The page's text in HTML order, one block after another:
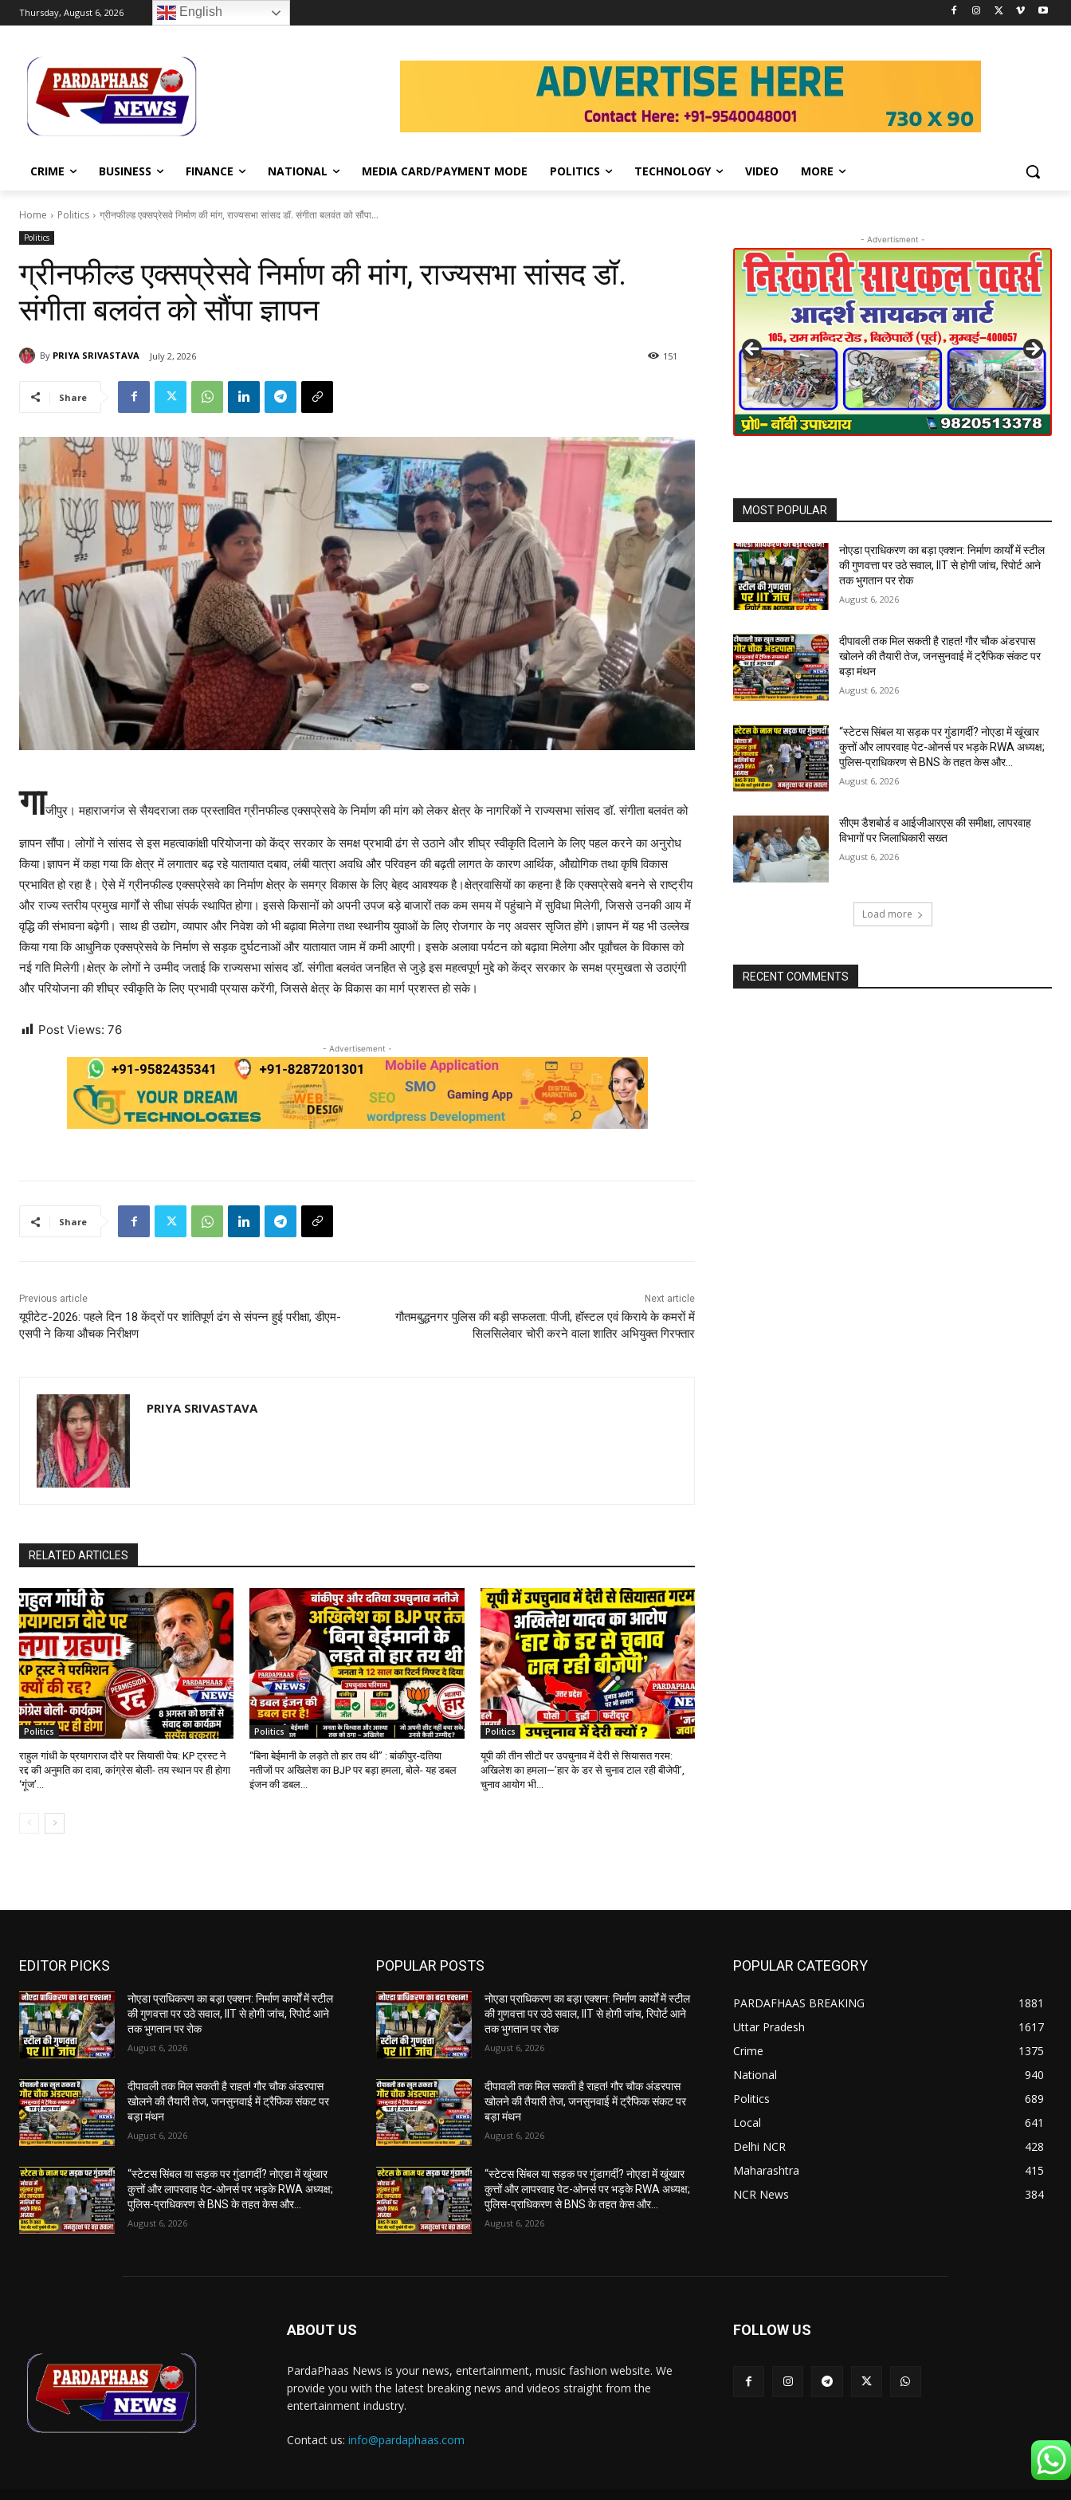
Thursday, August 6, 2026 English
CRIME BUSINESS FINANCE NATIONAL MEDIA CARD/PAYMENT MODE POLITICS TECHNOLOGY VIDEO MORE
Home Politics ग्रीनफील्ड एक्सप्रेसवे निर्माण की मांग, राज्यसभा सांसद डॉ. संगीता बलवंत को सौंपा...
Politics
ग्रीनफील्ड एक्सप्रेसवे निर्माण की मांग, राज्यसभा सांसद डॉ.
संगीता बलवंत को सौंपा ज्ञापन
By PRIYA SRIVASTAVA July 2, 2026 151
Share
गाजीपुर। महाराजगंज से सैयदराजा तक प्रस्तावित ग्रीनफील्ड एक्सप्रेसवे के निर्माण की मांग को लेकर क्षेत्र के नागरिकों ने राज्यसभा सांसद डॉ. संगीता बलवंत को
ज्ञापन सौंपा। लोगों ने सांसद से इस महत्वाकांक्षी परियोजना को केंद्र सरकार के समक्ष प्रभावी ढंग से उठाने और शीघ्र स्वीकृति दिलाने के लिए पहल करने का अनुरोध
किया।ज्ञापन में कहा गया कि क्षेत्र में लगातार बढ़ रहे यातायात दबाव, लंबी यात्रा अवधि और परिवहन की बढ़ती लागत के कारण आर्थिक, औद्योगिक तथा कृषि विकास
प्रभावित हो रहा है। ऐसे में ग्रीनफील्ड एक्सप्रेसवे का निर्माण क्षेत्र के समग्र विकास के लिए बेहद आवश्यक है।क्षेत्रवासियों का कहना है कि एक्सप्रेसवे बनने से राष्ट्रीय
और राज्य स्तरीय प्रमुख मार्गों से सीधा संपर्क स्थापित होगा। इससे किसानों को अपनी उपज बड़े बाजारों तक कम समय में पहुंचाने में सुविधा मिलेगी, जिससे उनकी आय में
वृद्धि की संभावना बढ़ेगी। साथ ही उद्योग, व्यापार और निवेश को भी बढ़ावा मिलेगा तथा स्थानीय युवाओं के लिए रोजगार के नए अवसर सृजित होंगे।ज्ञापन में यह भी उल्लेख
किया गया कि आधुनिक एक्सप्रेसवे के निर्माण से सड़क दुर्घटनाओं और यातायात जाम में कमी आएगी। इसके अलावा पर्यटन को बढ़ावा मिलेगा और पूर्वांचल के विकास को
नई गति मिलेगी।क्षेत्र के लोगों ने उम्मीद जताई कि राज्यसभा सांसद डॉ. संगीता बलवंत जनहित से जुड़े इस महत्वपूर्ण मुद्दे को केंद्र सरकार के समक्ष प्रमुखता से उठाएंगी
और परियोजना की शीघ्र स्वीकृति के लिए प्रभावी प्रयास करेंगी, जिससे क्षेत्र के विकास का मार्ग प्रशस्त हो सके।
Post Views: 76
- Advertisement -
Share
Previous article
यूपीटेट-2026: पहले दिन 18 केंद्रों पर शांतिपूर्ण ढंग से संपन्न हुई परीक्षा, डीएम-
एसपी ने किया औचक निरीक्षण
Next article
गौतमबुद्धनगर पुलिस की बड़ी सफलता: पीजी, हॉस्टल एवं किराये के कमरों में
सिलसिलेवार चोरी करने वाला शातिर अभियुक्त गिरफ्तार
PRIYA SRIVASTAVA
RELATED ARTICLES
Politics
राहुल गांधी के प्रयागराज दौरे पर सियासी पेच: KP ट्रस्ट ने
रद्द की अनुमति का दावा, कांग्रेस बोली- तय स्थान पर ही होगा
‘गूंज’...
Politics
“बिना बेईमानी के लड़ते तो हार तय थी” : बांकीपुर-दतिया
नतीजों पर अखिलेश का BJP पर बड़ा हमला, बोले- यह डबल
इंजन की डबल...
Politics
यूपी की तीन सीटों पर उपचुनाव में देरी से सियासत गरम:
अखिलेश का हमला—’हार के डर से चुनाव टाल रही बीजेपी’,
चुनाव आयोग भी...
- Advertisment -
MOST POPULAR
नोएडा प्राधिकरण का बड़ा एक्शन: निर्माण कार्यों में स्टील
की गुणवत्ता पर उठे सवाल, IIT से होगी जांच, रिपोर्ट आने
तक भुगतान पर रोक
August 6, 2026
दीपावली तक मिल सकती है राहत! गौर चौक अंडरपास
खोलने की तैयारी तेज, जनसुनवाई में ट्रैफिक संकट पर
बड़ा मंथन
August 6, 2026
“स्टेटस सिंबल या सड़क पर गुंडागर्दी? नोएडा में खूंखार
कुत्तों और लापरवाह पेट-ओनर्स पर भड़के RWA अध्यक्ष;
पुलिस-प्राधिकरण से BNS के तहत केस और...
August 6, 2026
सीएम डैशबोर्ड व आईजीआरएस की समीक्षा, लापरवाह
विभागों पर जिलाधिकारी सख्त
August 6, 2026
Load more
RECENT COMMENTS
EDITOR PICKS
नोएडा प्राधिकरण का बड़ा एक्शन: निर्माण कार्यों में स्टील
की गुणवत्ता पर उठे सवाल, IIT से होगी जांच, रिपोर्ट आने
तक भुगतान पर रोक
August 6, 2026
दीपावली तक मिल सकती है राहत! गौर चौक अंडरपास
खोलने की तैयारी तेज, जनसुनवाई में ट्रैफिक संकट पर
बड़ा मंथन
August 6, 2026
“स्टेटस सिंबल या सड़क पर गुंडागर्दी? नोएडा में खूंखार
कुत्तों और लापरवाह पेट-ओनर्स पर भड़के RWA अध्यक्ष;
पुलिस-प्राधिकरण से BNS के तहत केस और...
August 6, 2026
POPULAR POSTS
नोएडा प्राधिकरण का बड़ा एक्शन: निर्माण कार्यों में स्टील
की गुणवत्ता पर उठे सवाल, IIT से होगी जांच, रिपोर्ट आने
तक भुगतान पर रोक
August 6, 2026
दीपावली तक मिल सकती है राहत! गौर चौक अंडरपास
खोलने की तैयारी तेज, जनसुनवाई में ट्रैफिक संकट पर
बड़ा मंथन
August 6, 2026
“स्टेटस सिंबल या सड़क पर गुंडागर्दी? नोएडा में खूंखार
कुत्तों और लापरवाह पेट-ओनर्स पर भड़के RWA अध्यक्ष;
पुलिस-प्राधिकरण से BNS के तहत केस और...
August 6, 2026
POPULAR CATEGORY
PARDAFHAAS BREAKING
1881
Uttar Pradesh
1617
Crime
1375
National
940
Politics
689
Local
641
Delhi NCR
428
Maharashtra
415
NCR News
384
ABOUT US
PardaPhaas News is your news, entertainment, music fashion website. We
provide you with the latest breaking news and videos straight from the
entertainment industry.
Contact us: info@pardaphaas.com
FOLLOW US